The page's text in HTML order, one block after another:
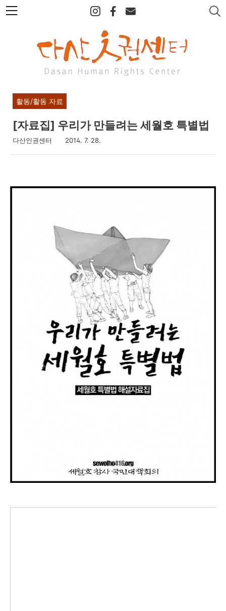
본
문
활동/활동 자료
[자료집] 우리가 만들려는 세월호 특별법
다산인권센터 2014. 7. 28.